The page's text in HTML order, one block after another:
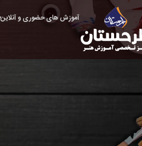
آموزش های حضوری و آنلاین